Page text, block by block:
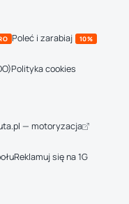
Poleć i zarabiaj 10%
Polityka cookies
— motoryzacja
Reklamuj się na 1G